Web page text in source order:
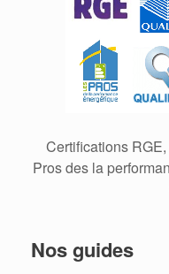
Certifications
Pros des la
Nos guides